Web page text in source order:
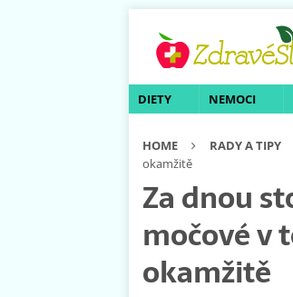
DIETY NEMOCI
HOME RADY A TIPY
okamžitě
Za dnou
močové v
okamžitě